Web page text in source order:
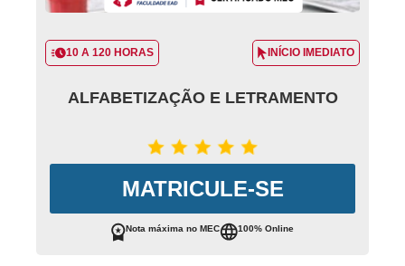
10 A 120 HORAS INÍCIO IMEDIATO
ALFABETIZAÇÃO E LETRAMENTO
MATRICULE-SE
Nota máxima no MEC 100% Online